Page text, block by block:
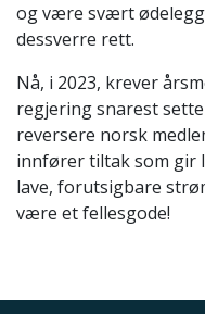
og være svært
dessverre rett.
Nå, i 2023, krever
regjering snarest
reversere norsk
innfører tiltak som gir
lave, forutsigbare
være et fellesgode!